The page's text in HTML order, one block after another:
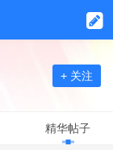
+ 关注
精华帖子